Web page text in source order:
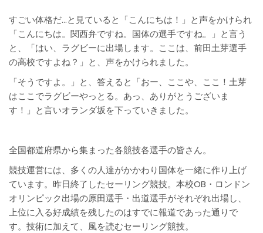
すごい体格だ…と見ていると「こんにちは！」と声をかけられ
「こんにちは。関西弁ですね。国体の選手ですね。」と言う
と、「はい、ラグビーに出場します。ここは、前田土芽選手
の高校ですよね？」と、声をかけられました。
「そうですよ。」と、答えると「おー、ここや、ここ！土芽
はここでラグビーやっとる。あっ、ありがとうございま
す！」と言いオランダ坂を下っていきました。
全国都道府県から集まった各競技各選手の皆さん。
競技運営には、多くの人達がかかわり国体を一緒に作り上げ
ています。昨日終了したセーリング競技。本校OB・ロンドン
オリンピック出場の原田選手・出道選手がそれぞれ出場し、
上位に入る好成績を残したのはすでに報道であった通りで
す。技術に加えて、風を読むセーリング競技。